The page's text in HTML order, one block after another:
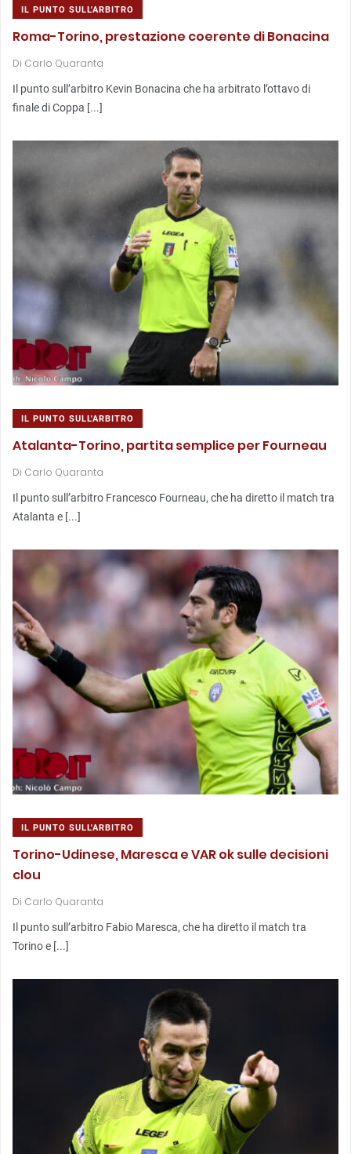
IL PUNTO SULL'ARBITRO
Roma-Torino, prestazione coerente di Bonacina
Di Carlo Quaranta
Il punto sull’arbitro Kevin Bonacina che ha arbitrato l’ottavo di
finale di Coppa [...]
IL PUNTO SULL'ARBITRO
Atalanta-Torino, partita semplice per Fourneau
Di Carlo Quaranta
Il punto sull’arbitro Francesco Fourneau, che ha diretto il match tra
Atalanta e [...]
IL PUNTO SULL'ARBITRO
Torino-Udinese, Maresca e VAR ok sulle decisioni
clou
Di Carlo Quaranta
Il punto sull’arbitro Fabio Maresca, che ha diretto il match tra
Torino e [...]